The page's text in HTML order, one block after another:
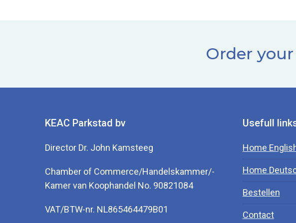
Order
KEAC Parkstad bv
Director Dr. John Kamsteeg
Chamber of Commerce/Handelskammer/-
Kamer van Koophandel No. 90821084
VAT/BTW-nr. NL865464479B01
Usefull
Home
Home
Bestellen
Contact